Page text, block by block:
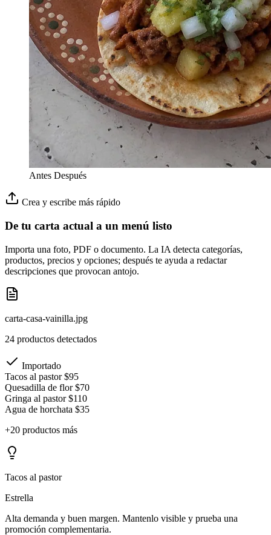
Antes Después
Crea y escribe más rápido
De tu carta actual a un menú listo
Importa una foto, PDF o documento. La IA detecta categorías,
productos, precios y opciones; después te ayuda a redactar
descripciones que provocan antojo.
carta-casa-vainilla.jpg
24 productos detectados
Importado
Tacos al pastor $95
Quesadilla de flor $70
Gringa al pastor $110
Agua de horchata $35
+20 productos más
Tacos al pastor
Estrella
Alta demanda y buen margen. Mantenlo visible y prueba una
promoción complementaria.